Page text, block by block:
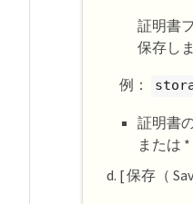
証明書
保存し
例：
証明書
または
[ 保存（